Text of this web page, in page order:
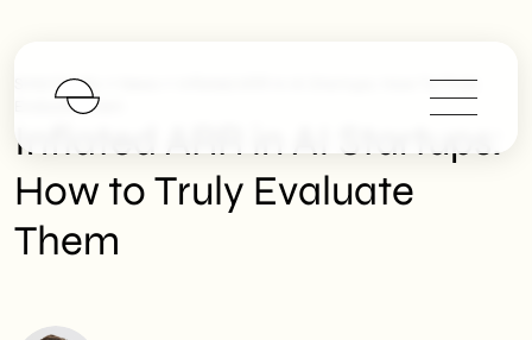
SHM Studio
Inflated ARR In AI Startups: How To Truly
Evaluate Them
Inflated ARR in AI Startups:
How to Truly Evaluate
Them